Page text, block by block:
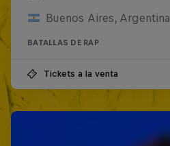
Buenos Aires, Argentina
BATALLAS DE RAP
Tickets a la venta